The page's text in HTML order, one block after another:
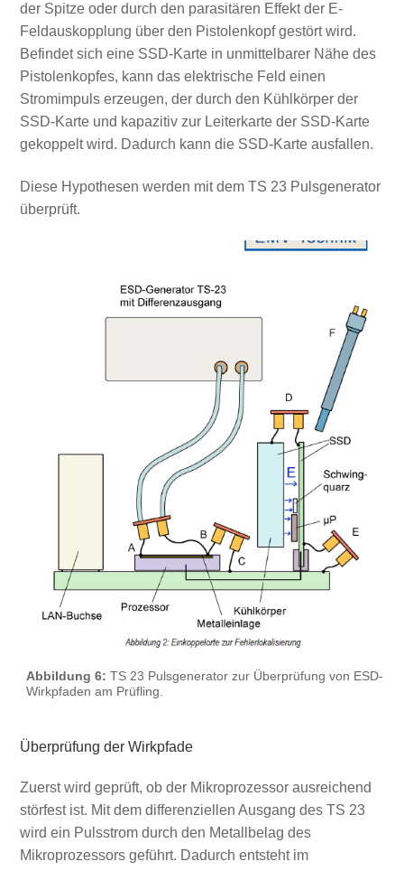
der Spitze oder durch den parasitären Effekt der E-
Feldauskopplung über den Pistolenkopf gestört wird.
Befindet sich eine SSD-Karte in unmittelbarer Nähe des
Pistolenkopfes, kann das elektrische Feld einen
Stromimpuls erzeugen, der durch den Kühlkörper der
SSD-Karte und kapazitiv zur Leiterkarte der SSD-Karte
gekoppelt wird. Dadurch kann die SSD-Karte ausfallen.
Diese Hypothesen werden mit dem TS 23 Pulsgenerator
überprüft.
Abbildung 6: TS 23 Pulsgenerator zur Überprüfung von ESD-
Wirkpfaden am Prüfling.
Überprüfung der Wirkpfade
Zuerst wird geprüft, ob der Mikroprozessor ausreichend
störfest ist. Mit dem differenziellen Ausgang des TS 23
wird ein Pulsstrom durch den Metallbelag des
Mikroprozessors geführt. Dadurch entsteht im